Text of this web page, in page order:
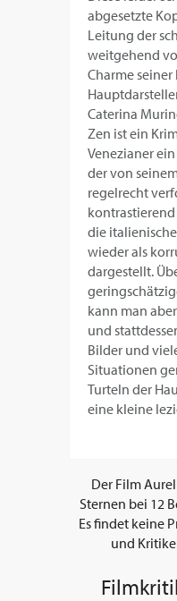
abgesetzte
Leitung der
weitgehend
Charme
Caterina
Zen ist ein
Venezianer
der von
regelrecht
die
wieder als
dargestellt.
kann man
und
Bilder und
Situationen
Turteln der
eine kleine
Der Film
Sternen bei 12
Es findet keine
und